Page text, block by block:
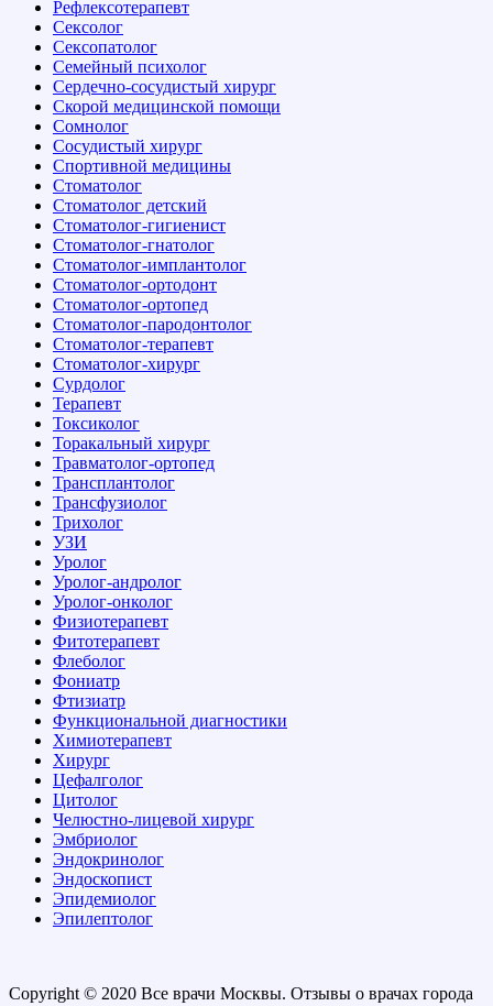
Рефлексотерапевт
Сексолог
Сексопатолог
Семейный психолог
Сердечно-сосудистый хирург
Скорой медицинской помощи
Сомнолог
Сосудистый хирург
Спортивной медицины
Стоматолог
Стоматолог детский
Стоматолог-гигиенист
Стоматолог-гнатолог
Стоматолог-имплантолог
Стоматолог-ортодонт
Стоматолог-ортопед
Стоматолог-пародонтолог
Стоматолог-терапевт
Стоматолог-хирург
Сурдолог
Терапевт
Токсиколог
Торакальный хирург
Травматолог-ортопед
Трансплантолог
Трансфузиолог
Трихолог
УЗИ
Уролог
Уролог-андролог
Уролог-онколог
Физиотерапевт
Фитотерапевт
Флеболог
Фониатр
Фтизиатр
Функциональной диагностики
Химиотерапевт
Хирург
Цефалголог
Цитолог
Челюстно-лицевой хирург
Эмбриолог
Эндокринолог
Эндоскопист
Эпидемиолог
Эпилептолог
Copyright © 2020 Все врачи Москвы. Отзывы о врачах города